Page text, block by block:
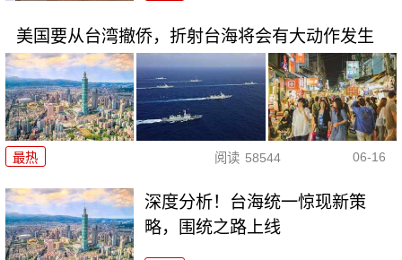
美国要从台湾撤侨，折射台海将会有大动作发生
最热 阅读 58544 06-16
深度分析！台海统一惊现新策
略，围统之路上线